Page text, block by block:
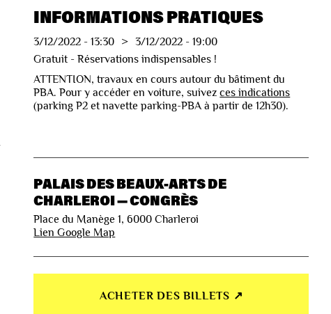
INFORMATIONS PRATIQUES
3/12/2022 -13:30 > 3/12/2022 -19:00
Gratuit - Réservations indispensables !
ATTENTION, travaux en cours autour du bâtiment du
PBA. Pour y accéder en voiture, suivezces indications
(parking P2 et navette parking-PBA à partir de 12h30).
PALAIS DES BEAUX-ARTS DE
CHARLEROI — CONGRÈS
Place du Manège 1, 6000 Charleroi
Lien Google Map
ACHETER DES BILLETS ↗︎